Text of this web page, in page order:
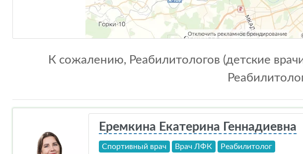
К сожалению, Реабилитологов (детские
Еремкина Екатерина Геннадиевна
Спортивный врач Врач ЛФК Реабилитолог